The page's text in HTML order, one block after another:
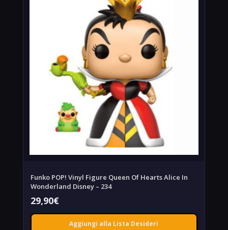
Funko POP! Vinyl Figure Queen Of Hearts Alice In
Wonderland Disney – 234
29,90€
Aggiungi alla Lista Desideri